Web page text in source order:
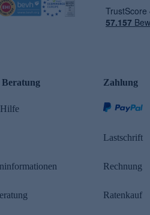
Zahlung
Lastschrift
Rechnung
Ratenkauf